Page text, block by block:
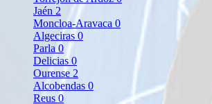
Jaén 2
Moncloa-Aravaca 0
Algeciras 0
Parla 0
Delicias 0
Ourense 2
Alcobendas 0
Reus 0